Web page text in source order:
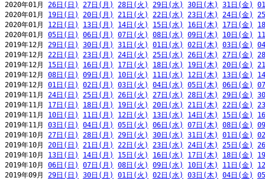
2020年01月 26日(日) 27日(月) 28日(火) 29日(水) 30日(木) 31日(金)
2020年01月 19日(日) 20日(月) 21日(火) 22日(水) 23日(木) 24日(金)
2020年01月 12日(日) 13日(月) 14日(火) 15日(水) 16日(木) 17日(金)
2020年01月 05日(日) 06日(月) 07日(火) 08日(水) 09日(木) 10日(金)
2019年12月 29日(日) 30日(月) 31日(火) 01日(水) 02日(木) 03日(金)
2019年12月 22日(日) 23日(月) 24日(火) 25日(水) 26日(木) 27日(金)
2019年12月 15日(日) 16日(月) 17日(火) 18日(水) 19日(木) 20日(金)
2019年12月 08日(日) 09日(月) 10日(火) 11日(水) 12日(木) 13日(金)
2019年12月 01日(日) 02日(月) 03日(火) 04日(水) 05日(木) 06日(金)
2019年11月 24日(日) 25日(月) 26日(火) 27日(水) 28日(木) 29日(金)
2019年11月 17日(日) 18日(月) 19日(火) 20日(水) 21日(木) 22日(金)
2019年11月 10日(日) 11日(月) 12日(火) 13日(水) 14日(木) 15日(金)
2019年11月 03日(日) 04日(月) 05日(火) 06日(水) 07日(木) 08日(金)
2019年10月 27日(日) 28日(月) 29日(火) 30日(水) 31日(木) 01日(金)
2019年10月 20日(日) 21日(月) 22日(火) 23日(水) 24日(木) 25日(金)
2019年10月 13日(日) 14日(月) 15日(火) 16日(水) 17日(木) 18日(金)
2019年10月 06日(日) 07日(月) 08日(火) 09日(水) 10日(木) 11日(金)
2019年09月 29日(日) 30日(月) 01日(火) 02日(水) 03日(木) 04日(金)